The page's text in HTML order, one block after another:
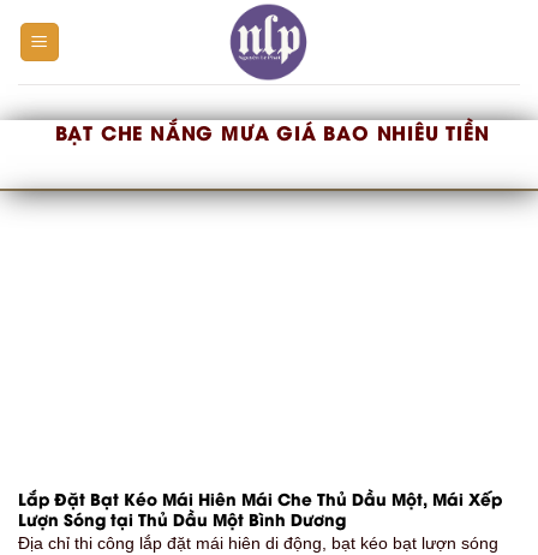
BẠT CHE NẮNG MƯA GIÁ BAO NHIÊU TIỀN
Lắp Đặt Bạt Kéo Mái Hiên Mái Che Thủ Dầu Một, Mái Xếp
Lượn Sóng tại Thủ Dầu Một Bình Dương
Địa chỉ thi công lắp đặt mái hiên di động, bạt kéo bạt lượn sóng